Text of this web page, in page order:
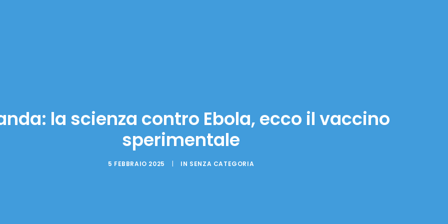
la scienza contro Ebola, ecco il vaccino
sperimentale
5 FEBBRAIO 2025 | IN SENZA CATEGORIA